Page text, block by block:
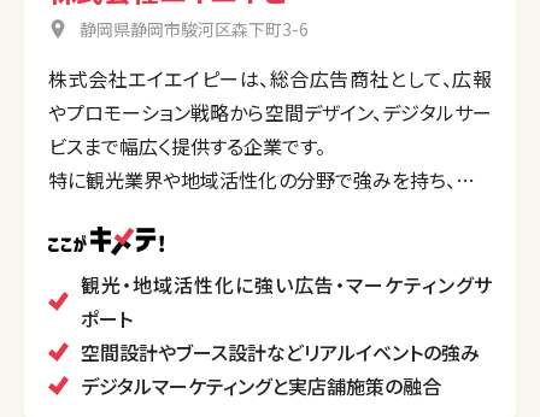
静岡県静岡市駿河区森下町3-6
株式会社エイエイピーは、総合広告商社として、広報
やプロモーション戦略から空間デザイン、デジタルサー
ビスまで幅広く提供する企業です。
特に観光業界や地域活性化の分野で強みを持ち、イベ
ターネット広告など多岐にわたるサポートを行ってい
ます。また、SDGs活動にも積極的で、社会的課題解決
への取り組みに力を入れています。
観光・地域活性化に強い広告・マーケティングサ
ポート
空間設計やブース設計などリアルイベントの強み
デジタルマーケティングと実店舗施策の融合